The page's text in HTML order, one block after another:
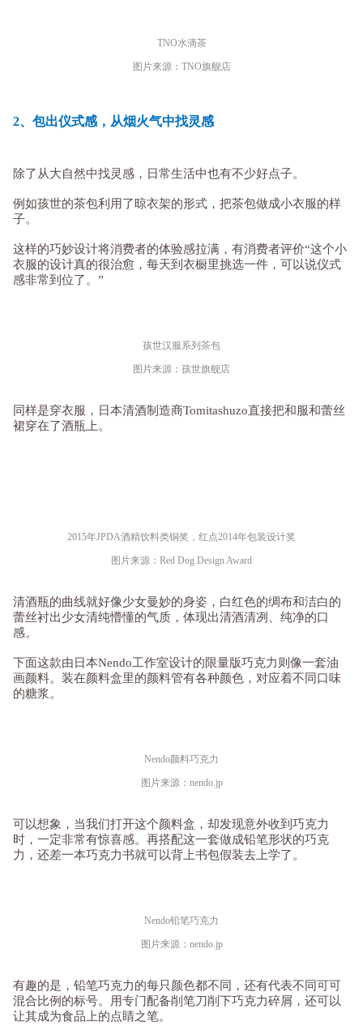
TNO水滴茶
图片来源：TNO旗舰店
2、包出仪式感，从烟火气中找灵感
除了从大自然中找灵感，日常生活中也有不少好点子。
例如孩世的茶包利用了晾衣架的形式，把茶包做成小衣服的样
子。
这样的巧妙设计将消费者的体验感拉满，有消费者评价“这个小
衣服的设计真的很治愈，每天到衣橱里挑选一件，可以说仪式
感非常到位了。”
孩世汉服系列茶包
图片来源：孩世旗舰店
同样是穿衣服，日本清酒制造商Tomitashuzo直接把和服和蕾丝
裙穿在了酒瓶上。
2015年JPDA酒精饮料类铜奖，红点2014年包装设计奖
图片来源：Red Dog Design Award
清酒瓶的曲线就好像少女曼妙的身姿，白红色的绸布和洁白的
蕾丝衬出少女清纯懵懂的气质，体现出清酒清冽、纯净的口
感。
下面这款由日本Nendo工作室设计的限量版巧克力则像一套油
画颜料。装在颜料盒里的颜料管有各种颜色，对应着不同口味
的糖浆。
Nendo颜料巧克力
图片来源：nendo.jp
可以想象，当我们打开这个颜料盒，却发现意外收到巧克力
时，一定非常有惊喜感。再搭配这一套做成铅笔形状的巧克
力，还差一本巧克力书就可以背上书包假装去上学了。
Nendo铅笔巧克力
图片来源：nendo.jp
有趣的是，铅笔巧克力的每只颜色都不同，还有代表不同可可
混合比例的标号。用专门配备削笔刀削下巧克力碎屑，还可以
让其成为食品上的点睛之笔。